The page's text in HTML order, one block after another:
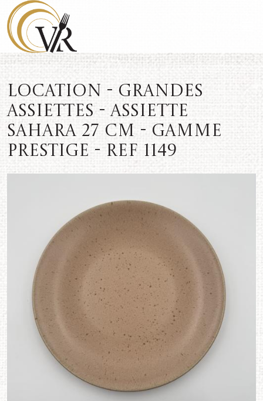
Location - Grandes
assiettes - Assiette
Sahara 27 cm - Gamme
Prestige - REF 1149